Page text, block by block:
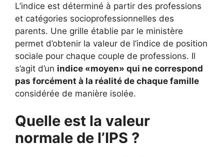
L’indice est déterminé à partir des professions
et catégories socioprofessionnelles des
parents. Une grille établie par le ministère
permet d’obtenir la valeur de l’indice de position
sociale pour chaque couple de professions. Il
s’agit d’un indice «moyen» qui ne correspond
pas forcément à la réalité de chaque famille
considérée de manière isolée.
Quelle est la valeur
normale de l’IPS ?